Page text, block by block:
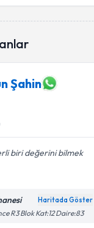
Şahin
biri değerini bilmek
Haritada Göster
R3 Blok Kat:12 Daire:83